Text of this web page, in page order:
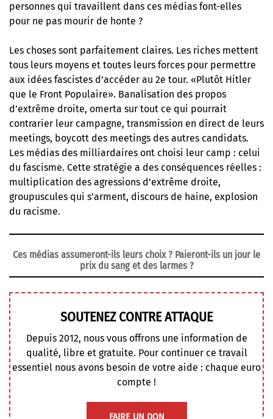
personnes qui travaillent dans ces médias font-elles
pour ne pas mourir de honte ?
Les choses sont parfaitement claires. Les riches mettent
tous leurs moyens et toutes leurs forces pour permettre
aux idées fascistes d’accéder au 2e tour. «Plutôt Hitler
que le Front Populaire». Banalisation des propos
d’extrême droite, omerta sur tout ce qui pourrait
contrarier leur campagne, transmission en direct de leurs
meetings, boycott des meetings des autres candidats.
Les médias des milliardaires ont choisi leur camp : celui
du fascisme. Cette stratégie a des conséquences réelles :
multiplication des agressions d’extrême droite,
groupuscules qui s’arment, discours de haine, explosion
du racisme.
Ces médias assumeront-ils leurs choix ? Paieront-ils un jour le
prix du sang et des larmes ?
SOUTENEZ CONTRE ATTAQUE
Depuis 2012, nous vous offrons une information de
qualité, libre et gratuite. Pour continuer ce travail
essentiel nous avons besoin de votre aide : chaque euro
compte !